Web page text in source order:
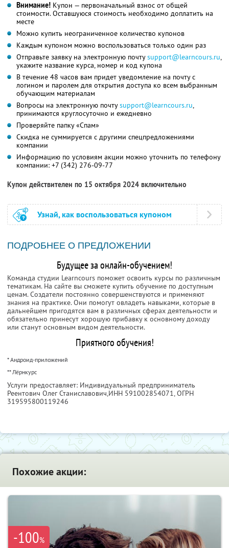
Внимание! Купон — первоначальный взнос от общей
стоимости. Оставшуюся стоимость необходимо доплатить на
месте
Можно купить неограниченное количество купонов
Каждым купоном можно воспользоваться только один раз
Отправьте заявку на электронную почтуsupport@learncours.ru,
укажите название курса, номер и код купона
В течение 48 часов вам придет уведомление на почту с
логином и паролем для открытия доступа ко всем выбранным
обучающим материалам
Вопросы на электронную почтуsupport@learncours.ru,
принимаются круглосуточно и ежедневно
Проверяйте папку «Спам»
Скидка не суммируется с другими спецпредложениями
компании
Информацию по условиям акции можно уточнить по телефону
компании: +7 (342) 276-09-77
Купон действителен по 15 октября 2024 включительно
Узнай, как воспользоваться купоном
ПОДРОБНЕЕ О ПРЕДЛОЖЕНИИ
Будущее за онлайн-обучением!
Команда студии Learncours поможет освоить курсы по различным
тематикам. На сайте вы сможете купить обучение по доступным
ценам. Создатели постоянно совершенствуются и применяют
знания на практике. Они помогут овладеть навыками, которые в
дальнейшем пригодятся вам в различных сферах деятельности и
обязательно принесут хорошую прибавку к основному доходу
или станут основным видом деятельности.
Приятного обучения!
* Андроид-приложений
** Лёрнкурс
Услуги предоставляет: Индивидуальный предприниматель
Реентович Олег Станиславович,ИНН 591002854071, ОГРН
319595800119246
Похожие акции:
-100%